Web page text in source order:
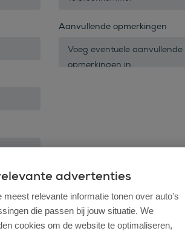
Zakelijk
Aanvullende opmerkingen
ons volledige lease voorraad
advertenties
meest relevante informatie tonen over auto's
die passen bij jouw situatie. We
cookies om de website te optimaliseren,